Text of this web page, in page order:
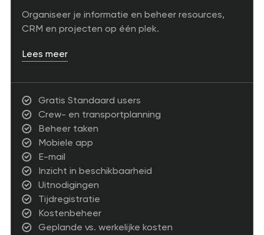
Organiseer je informatie en beheer resources,
CRM en projecten op één plek.
Lees meer
Gratis Standaard users
Crew- en transportplanning
Beheer taken
Mobiele app
E-mail
Inzicht in beschikbaarheid
Uitnodigingen
Tijdregistratie
Kostenbeheer
Geplande vs. werkelijke kosten